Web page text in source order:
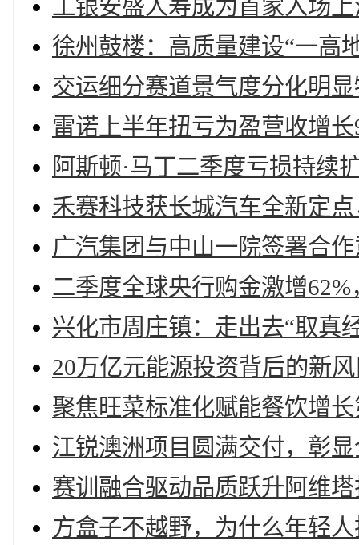
工银安盛人寿成为首家入场
徐州鼓楼：高质量建设“一高
交运细分赛道景气度分化明
雷诺上半年扭亏为盈营收增长
阿斯顿·马丁二季度亏损持续
禾赛科技获长城汽车全新定
广汽集团与中山一院签署合
二季度全球央行购金激增
兴化市周庄镇：走出去“取真
20万亿元能源投资背后的新
聚焦旺菜标准化赋能餐饮增
江锐澳洲项目圆满交付，彰
赛训融合驱动品质跃升阿维
方盒子不越野，为什么年轻